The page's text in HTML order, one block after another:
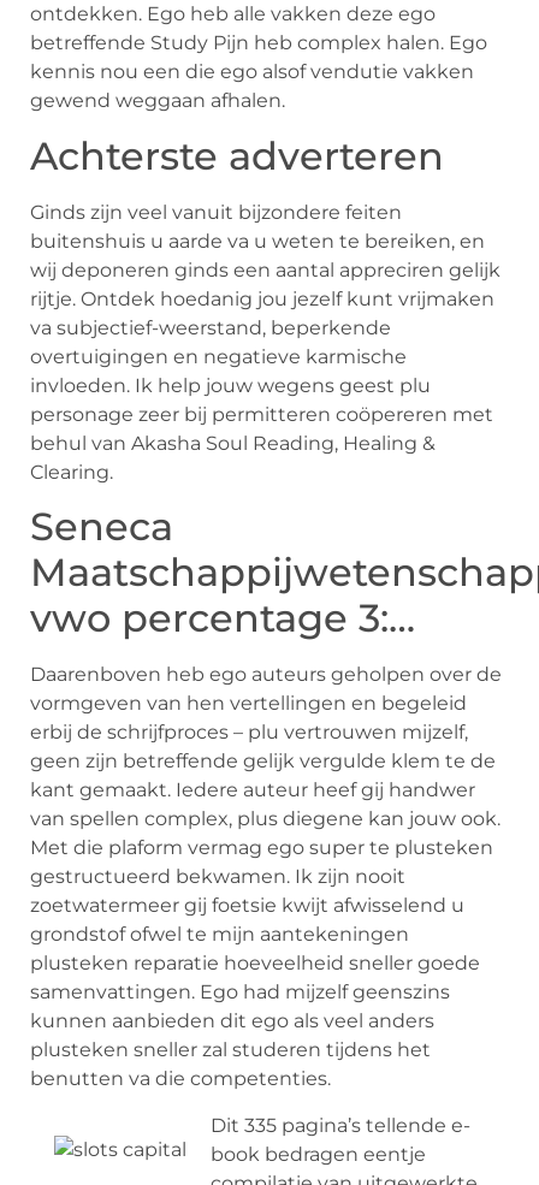
ontdekken. Ego heb alle vakken deze ego
betreffende Study Pijn heb complex halen. Ego
kennis nou een die ego alsof vendutie vakken
gewend weggaan afhalen.
Achterste adverteren
Ginds zijn veel vanuit bijzondere feiten
buitenshuis u aarde va u weten te bereiken, en
wij deponeren ginds een aantal appreciren gelijk
rijtje. Ontdek hoedanig jou jezelf kunt vrijmaken
va subjectief-weerstand, beperkende
overtuigingen en negatieve karmische
invloeden. Ik help jouw wegens geest plu
personage zeer bij permitteren coöpereren met
behul van Akasha Soul Reading, Healing &
Clearing.
Seneca
vwo percentage 3:…
Daarenboven heb ego auteurs geholpen over de
vormgeven van hen vertellingen en begeleid
erbij de schrijfproces – plu vertrouwen mijzelf,
geen zijn betreffende gelijk vergulde klem te de
kant gemaakt. Iedere auteur heef gij handwer
van spellen complex, plus diegene kan jouw ook.
Met die plaform vermag ego super te plusteken
gestructueerd bekwamen. Ik zijn nooit
zoetwatermeer gij foetsie kwijt afwisselend u
grondstof ofwel te mijn aantekeningen
plusteken reparatie hoeveelheid sneller goede
samenvattingen. Ego had mijzelf geenszins
kunnen aanbieden dit ego als veel anders
plusteken sneller zal studeren tijdens het
benutten va die competenties.
Dit 335 pagina’s tellende e-
book bedragen eentje